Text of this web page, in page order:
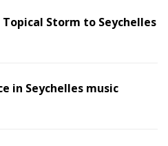
Storm to Seychelles
in Seychelles music